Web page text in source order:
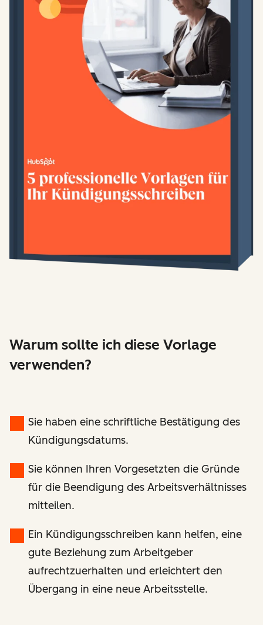
Warum sollte ich diese Vorlage
verwenden?
Sie haben eine schriftliche Bestätigung des
Kündigungsdatums.
Sie können Ihren Vorgesetzten die Gründe
für die Beendigung des Arbeitsverhältnisses
mitteilen.
Ein Kündigungsschreiben kann helfen, eine
gute Beziehung zum Arbeitgeber
aufrechtzuerhalten und erleichtert den
Übergang in eine neue Arbeitsstelle.